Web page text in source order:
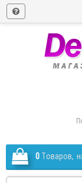
0 Tоваров,